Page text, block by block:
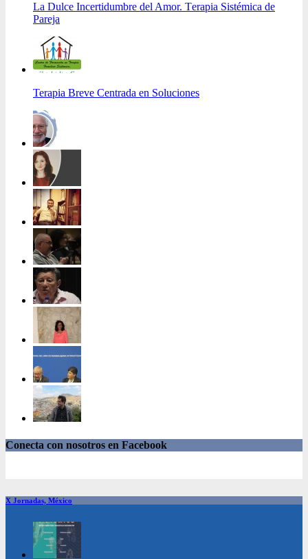
La Dulce Incertidumbre del Amor. Terapia Sistémica de
Pareja
Terapia Breve Centrada en Soluciones
Conecta con nosotros en Facebook
X Jornadas, México